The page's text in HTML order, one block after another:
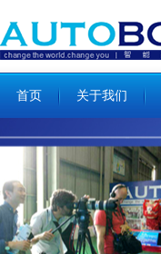
首页 关于我们